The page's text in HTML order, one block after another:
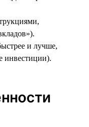
и лучше,
инвестиции).